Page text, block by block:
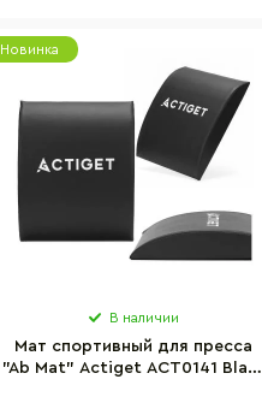
Новинка
В наличии
Мат спортивный для пресса
"Ab Mat" Actiget ACT0141 Black